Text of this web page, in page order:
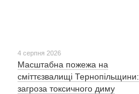
4 серпня 2026
Масштабна пожежа на
сміттєзвалищі Тернопільщини:
загроза токсичного диму